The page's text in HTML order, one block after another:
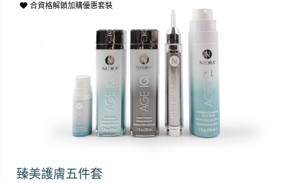
合資格解鎖加購優惠套裝
臻美護膚五件套